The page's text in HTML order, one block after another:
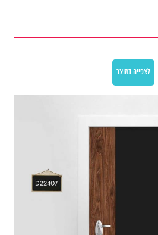
לצפייה במוצר